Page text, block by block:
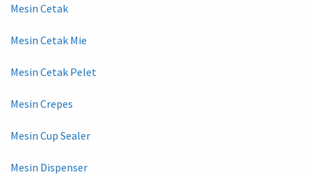
Mesin Cetak
Mesin Cetak Mie
Mesin Cetak Pelet
Mesin Crepes
Mesin Cup Sealer
Mesin Dispenser